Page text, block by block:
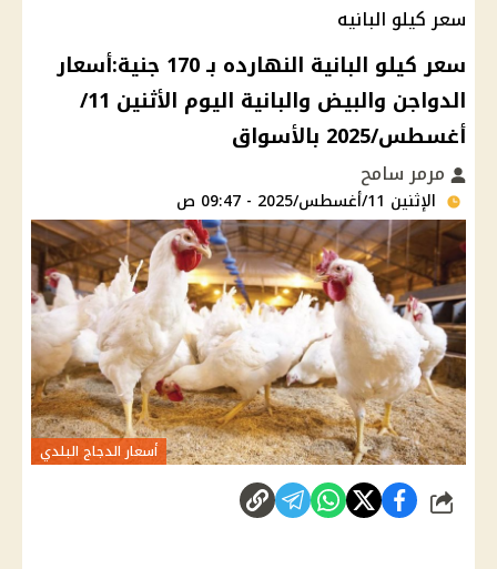
سعر كيلو البانيه
سعر كيلو البانية النهارده بـ 170 جنية:أسعار
الدواجن والبيض والبانية اليوم الأثنين 11/
أغسطس/2025 بالأسواق
مرمر سامح
الإثنين 11/أغسطس/2025 - 09:47 ص
أسعار الدجاج البلدي
شارك